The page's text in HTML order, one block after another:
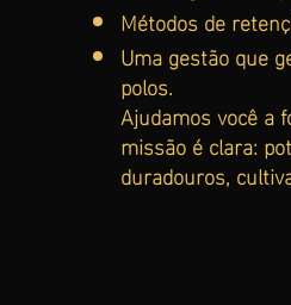
Métodos de
Uma gestão que
polos.
Ajudamos você a
missão é clara:
duradouros,